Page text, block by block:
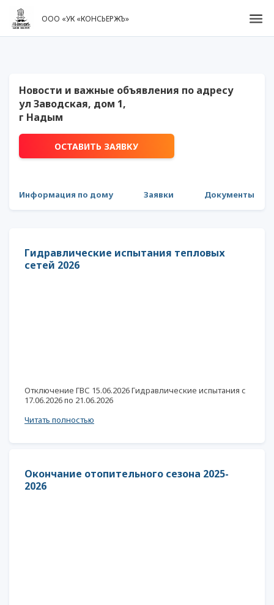
ООО «УК «КОНСЬЕРЖЪ»
Новости и важные объявления по адресу
ул Заводская, дом 1,
г Надым
ОСТАВИТЬ ЗАЯВКУ
Информация по дому Заявки Документы
Гидравлические испытания тепловых
сетей 2026
Отключение ГВС 15.06.2026 Гидравлические испытания с
17.06.2026 по 21.06.2026
Читать полностью
Окончание отопительного сезона 2025-
2026